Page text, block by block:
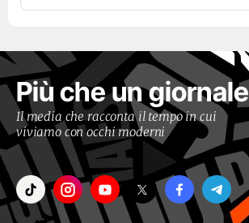
Più che un giornale
Il media che racconta il tempo in cui
viviamo con occhi moderni